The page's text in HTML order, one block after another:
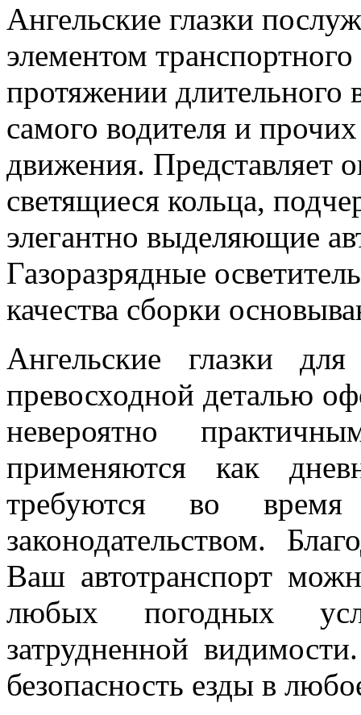
Ангельские глазки
элементом транспортного
протяжении длительного
самого водителя и
движения. Представляет
светящиеся кольца,
элегантно выделяющие
Газоразрядные
качества сборки
Ангельские глазки
превосходной деталью
невероятно
применяются как
требуются во
законодательством.
Ваш автотранспорт
любых погодных
затрудненной
безопасность езды в